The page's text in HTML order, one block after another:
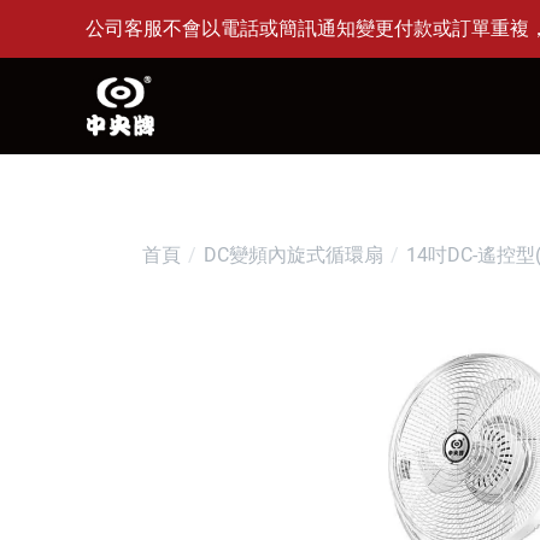
公司客服不會以電話或簡訊通知變更付款或訂單重
首頁 DC變頻內旋式循環扇 14吋DC-遙控